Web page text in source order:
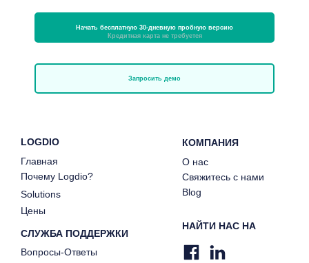
Начать бесплатную 30-дневную пробную версию
Кредитная карта не требуется
Запросить демо
LOGDIO
Главная
Почему Logdio?
Solutions
Цены
КОМПАНИЯ
О нас
Свяжитесь с нами
Blog
СЛУЖБА ПОДДЕРЖКИ
Вопросы-Ответы
НАЙТИ НАС НА